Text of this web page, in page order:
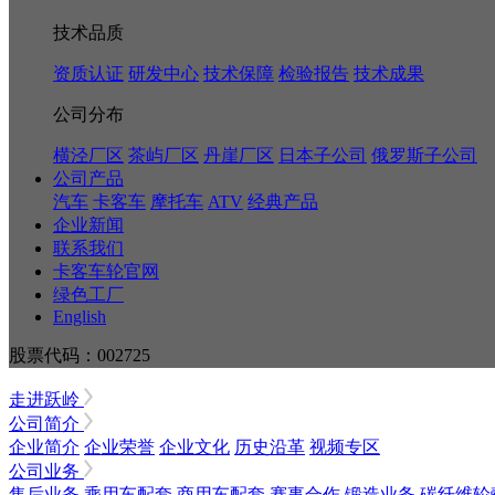
技术品质
资质认证 研发中心 技术保障 检验报告 技术成果
公司分布
横泾厂区 茶屿厂区 丹崖厂区 日本子公司 俄罗斯子公司
公司产品
汽车 卡客车 摩托车 ATV 经典产品
企业新闻
联系我们
卡客车轮官网
绿色工厂
English
股票代码：002725
走进跃岭
公司简介
企业简介 企业荣誉 企业文化 历史沿革 视频专区
公司业务